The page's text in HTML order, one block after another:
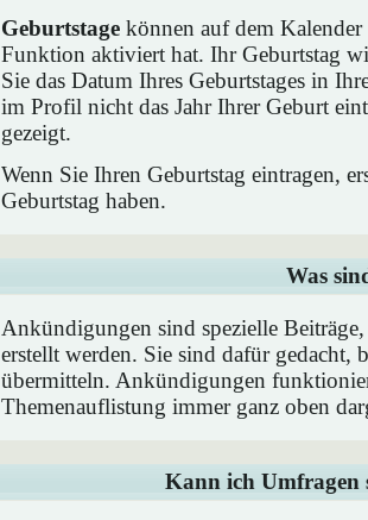
Geburtstage können auf dem
Funktion aktiviert hat. Ihr Geburtstag
Sie das Datum Ihres Geburtstages in
im Profil nicht das Jahr Ihrer Geburt
gezeigt.
Wenn Sie Ihren Geburtstag eintragen,
Geburtstag haben.
Was
Ankündigungen sind spezielle
erstellt werden. Sie sind dafür gedacht,
übermitteln. Ankündigungen
Themenauflistung immer ganz oben
Kann ich Umfragen